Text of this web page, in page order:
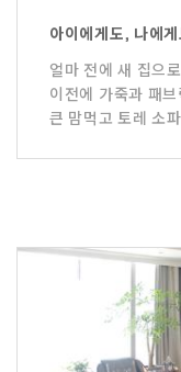
아이에게도, 나에
얼마 전에 새 집으
이전에 가죽과 패
큰 맘먹고 토레 소